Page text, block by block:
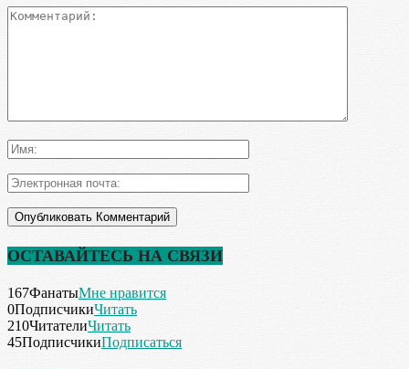
ОСТАВАЙТЕСЬ НА СВЯЗИ
167ФанатыМне нравится
0ПодписчикиЧитать
210ЧитателиЧитать
45ПодписчикиПодписаться